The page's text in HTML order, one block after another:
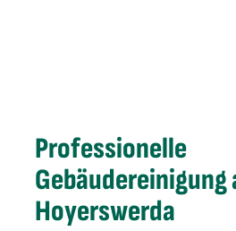
Professionelle
Gebäudereinigung
Hoyerswerda